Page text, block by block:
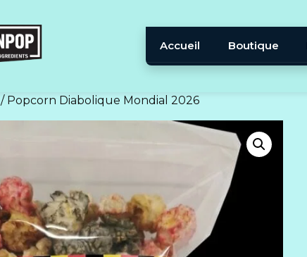
Accueil Boutique
/ Popcorn Diabolique Mondial 2026